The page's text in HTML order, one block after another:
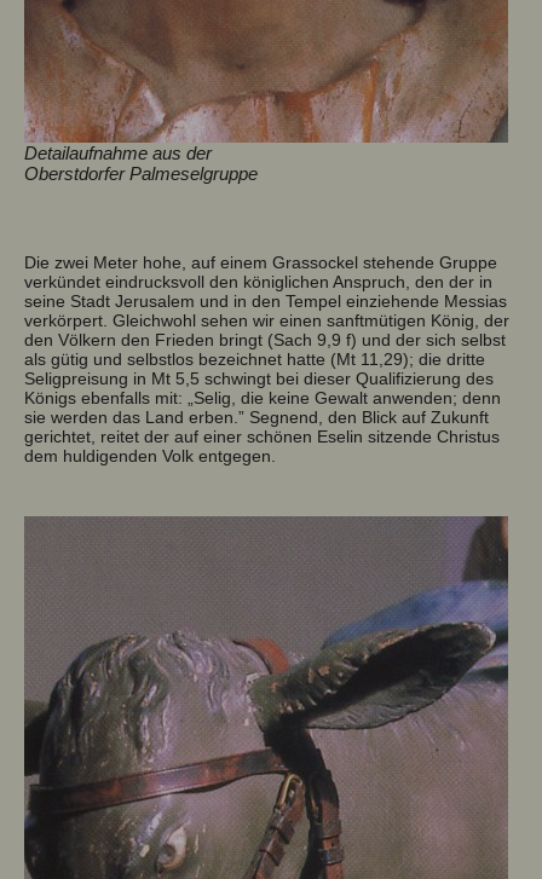
Detailaufnahme aus der
Oberstdorfer Palmeselgruppe
Die zwei Meter hohe, auf einem Grassockel stehende Gruppe
verkündet eindrucksvoll den königlichen Anspruch, den der in
seine Stadt Jerusalem und in den Tempel einziehende Messias
verkörpert. Gleichwohl sehen wir einen sanftmütigen König, der
den Völkern den Frieden bringt (Sach 9,9 f) und der sich selbst
als gütig und selbstlos bezeichnet hatte (Mt 11,29); die dritte
Seligpreisung in Mt 5,5 schwingt bei dieser Qualifizierung des
Königs ebenfalls mit: „Selig, die keine Gewalt anwenden; denn
sie werden das Land erben.” Segnend, den Blick auf Zukunft
gerichtet, reitet der auf einer schönen Eselin sitzende Christus
dem huldigenden Volk entgegen.